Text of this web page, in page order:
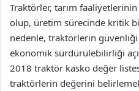
Traktörler, tarım
olup, üretim sürecinde kritik
nedenle, traktörlerin
ekonomik sürdürülebilirliği
2018 traktör kasko değer
traktörlerin değerini